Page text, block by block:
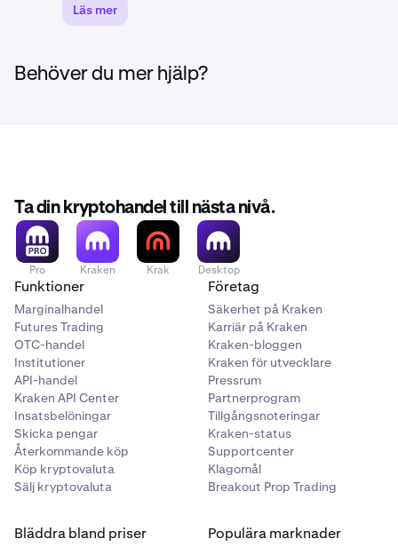
Läs mer
Behöver du mer hjälp?
Ta din kryptohandel till nästa nivå.
Pro Kraken Krak Desktop
Funktioner
Marginalhandel
Futures Trading
OTC-handel
Institutioner
API-handel
Kraken API Center
Insatsbelöningar
Skicka pengar
Återkommande köp
Köp kryptovaluta
Sälj kryptovaluta
Företag
Säkerhet på Kraken
Karriär på Kraken
Kraken-bloggen
Kraken för utvecklare
Pressrum
Partnerprogram
Tillgångsnoteringar
Kraken-status
Supportcenter
Klagomål
Breakout Prop Trading
Bläddra bland priser Populära marknader